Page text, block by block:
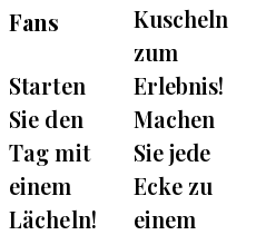
Fans
Starten
Sie den
Tag mit
einem
Lächeln!
Kuscheln
zum
Erlebnis!
Machen
Sie jede
Ecke zu
einem